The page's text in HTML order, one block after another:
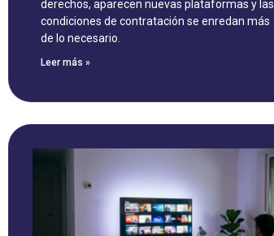
derechos, aparecen nuevas plataformas y las
condiciones de contratación se enredan más
de lo necesario.
Leer más »